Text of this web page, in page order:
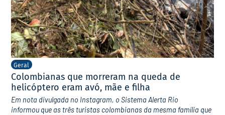
Geral
Colombianas que morreram na queda de
helicóptero eram avó, mãe e filha
Em nota divulgada no Instagram, o Sistema Alerta Rio
informou que as três turistas colombianas da mesma família que